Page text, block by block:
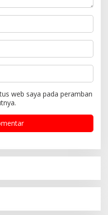
web saya pada peramban